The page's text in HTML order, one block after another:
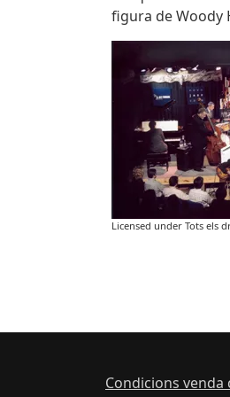
figura de Woody
Licensed under Tots els
Condicions venda